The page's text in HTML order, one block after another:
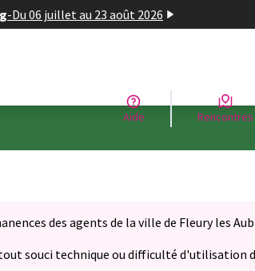
-Du 06 juillet au 23 août 2026
Aide Rencontres
onglet)
des agents de la ville de Fleury les
souci technique ou difficulté d'utilisation